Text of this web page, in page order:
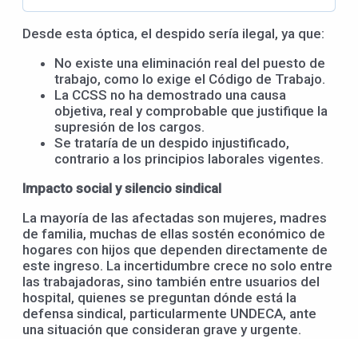
Desde esta óptica, el despido sería ilegal, ya que:
No existe una eliminación real del puesto de
trabajo, como lo exige el Código de Trabajo.
La CCSS no ha demostrado una causa
objetiva, real y comprobable que justifique la
supresión de los cargos.
Se trataría de un despido injustificado,
contrario a los principios laborales vigentes.
Impacto social y silencio sindical
La mayoría de las afectadas son mujeres, madres
de familia, muchas de ellas sostén económico de
hogares con hijos que dependen directamente de
este ingreso. La incertidumbre crece no solo entre
las trabajadoras, sino también entre usuarios del
hospital, quienes se preguntan dónde está la
defensa sindical, particularmente UNDECA, ante
una situación que consideran grave y urgente.